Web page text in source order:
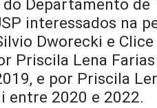
Departamento de
interessados na
Dworecki e
Priscila Lena
e por Priscila
entre 2020 e 2022.